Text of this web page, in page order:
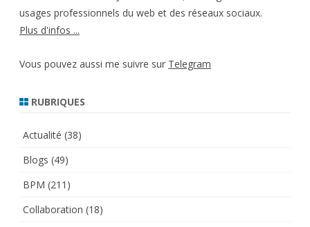
usages professionnels du web et des réseaux sociaux.
Plus d'infos ...
Vous pouvez aussi me suivre sur Telegram
RUBRIQUES
Actualité (38)
Blogs (49)
BPM (211)
Collaboration (18)